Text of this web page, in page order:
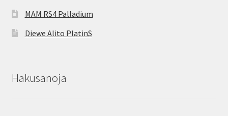
MAM RS4 Palladium
Diewe Alito PlatinS
Hakusanoja